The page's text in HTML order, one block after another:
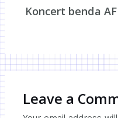
Koncert benda
Leave a